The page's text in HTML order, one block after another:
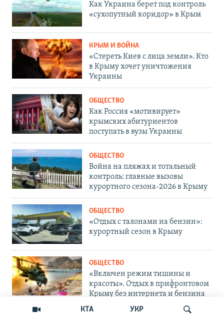
КТА УКР
Как Украина берет под контроль
«сухопутный коридор» в Крым
КРЫМ И ВОЙНА
«Стереть Киев с лица земли». Кто
в Крыму хочет уничтожения
Украины
ОБЩЕСТВО
Как Россия «мотивирует»
крымских абитуриентов
поступать в вузы Украины
ОБЩЕСТВО
Война на пляжах и тотальный
контроль: главные вызовы
курортного сезона-2026 в Крыму
ОБЩЕСТВО
«Отдых с талонами на бензин»:
курортный сезон в Крыму
ОБЩЕСТВО
«Включен режим тишины и
красоты». Отдых в прифронтовом
Крыму без интернета и бензина